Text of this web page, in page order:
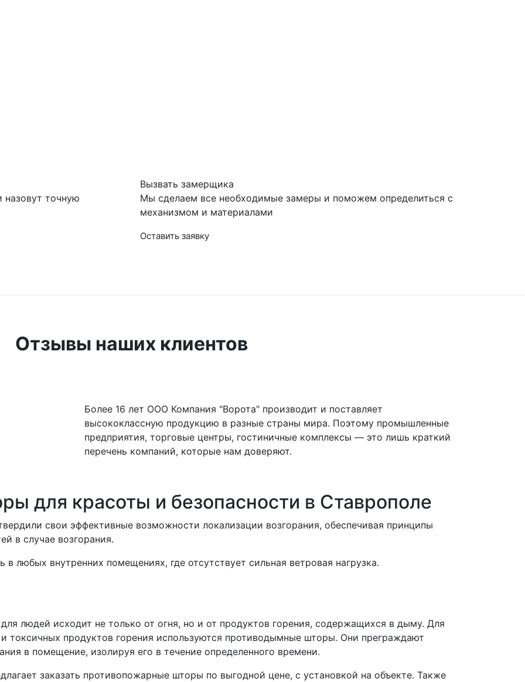
точную
Вызвать замерщика
Мы сделаем все необходимые замеры и поможем определиться с
механизмом и материалами
Оставить заявку
Отзывы наших клиентов
Более 16 лет ООО Компания "Ворота" производит и поставляет
высококлассную продукцию в разные страны мира. Поэтому промышленные
предприятия, торговые центры, гостиничные комплексы — это лишь краткий
перечень компаний, которые нам доверяют.
для красоты и безопасности в Ставрополе
свои эффективные возможности локализации возгорания, обеспечивая принципы
в случае возгорания.
внутренних помещениях, где отсутствует сильная ветровая нагрузка.
людей исходит не только от огня, но и от продуктов горения, содержащихся в дыму. Для
токсичных продуктов горения используются противодымные шторы. Они преграждают
в помещение, изолируя его в течение определенного времени.
заказать противопожарные шторы по выгодной цене, с установкой на объекте. Также